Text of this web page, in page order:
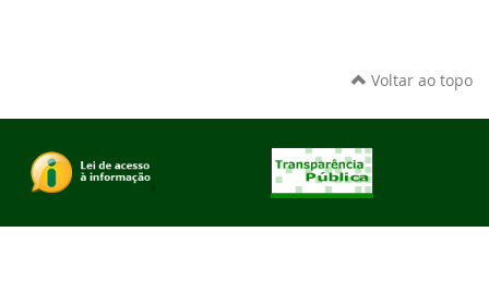
Voltar ao topo